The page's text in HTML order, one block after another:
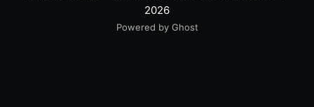
2026
Powered by Ghost